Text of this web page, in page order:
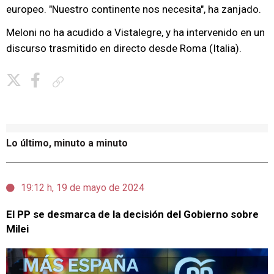
europeo. "Nuestro continente nos necesita", ha zanjado.
Meloni no ha acudido a Vistalegre, y ha intervenido en un
discurso trasmitido en directo desde Roma (Italia).
Lo último, minuto a minuto
19:12 h, 19 de mayo de 2024
El PP se desmarca de la decisión del Gobierno sobre
Milei